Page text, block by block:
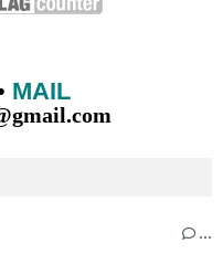
…
MAIL